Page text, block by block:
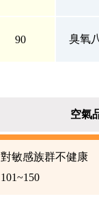
90 臭氧
空氣
對敏感族群不健康
101~150